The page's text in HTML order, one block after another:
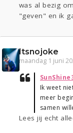
was al bezig
"geven" en ik
Itsnojoke
maandag 1 juni
Ik weet
meer
samen
Lees jij echt